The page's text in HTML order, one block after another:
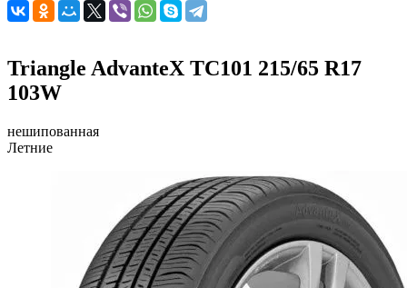
Triangle AdvanteX TC101 215/65 R17
103W
нешипованная
Летние